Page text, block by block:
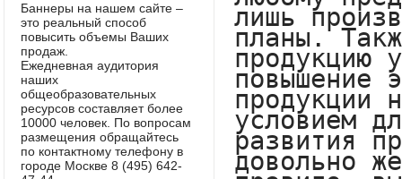
Баннеры на нашем сайте –
это реальный способ
повысить объемы Ваших
продаж.
Ежедневная аудитория
наших
общеобразовательных
ресурсов составляет более
10000 человек. По вопросам
размещения обращайтесь
по контактному телефону в
городе Москве 8 (495) 642-